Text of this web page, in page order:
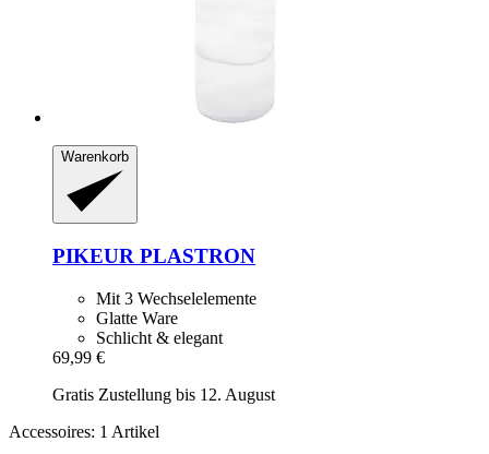
Warenkorb
PIKEUR PLASTRON
Mit 3 Wechselelemente
Glatte Ware
Schlicht & elegant
69,99 €
Gratis Zustellung bis 12. August
Accessoires: 1 Artikel